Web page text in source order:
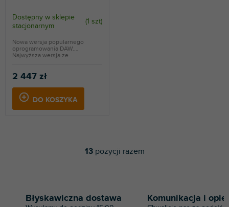
Dostępny w sklepie
stacjonarnym
(1 szt)
2 447 zł
DO KOSZYKA
Nowa wersja popularnego
oprogramowania DAW.
Najwyższa wersja ze
K
r
o
13pozycji razem
Błyskawiczna dostawa Komunikacja i